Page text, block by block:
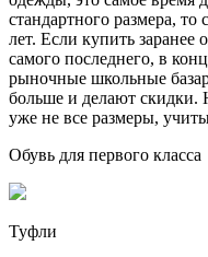
стандартного размера, то
лет. Если купить
самого последнего, в
рыночные школьные
больше и делают скидки.
уже не все размеры,
Обувь для первого класса
Туфли